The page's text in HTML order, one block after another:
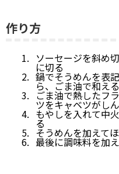
作り方
ソーセージを斜め
に切る
鍋でそうめんを表
ら、ごま油で和える
ごま油で熱したフ
ツをキャベツがし
もやしを入れて中
る
そうめんを加えて
最後に調味料を加